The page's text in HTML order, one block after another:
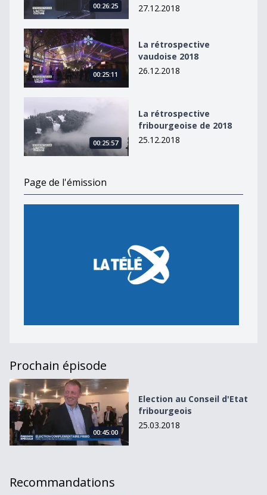
00:26:25
27.12.2018
La rétrospective vaudoise 2018
00:25:11
La rétrospective
vaudoise 2018
26.12.2018
00:25:57
La rétrospective
fribourgeoise de 2018
25.12.2018
Page de l'émission
Prochain épisode
Election au Conseil d&#039;Etat fribourgeois
00:45:00
Election au Conseil d'Etat
fribourgeois
25.03.2018
Recommandations